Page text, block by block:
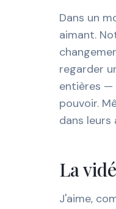
Dans un
aimant.
regarder
entières —
pouvoir.
dans leurs
La
J'aime,